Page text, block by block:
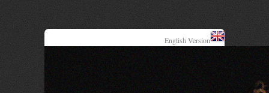
English Version